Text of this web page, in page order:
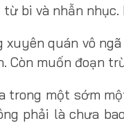
bi và nhẫn
xuyên quán vô
Còn muốn đoạn
trong một sớm
phải là chưa